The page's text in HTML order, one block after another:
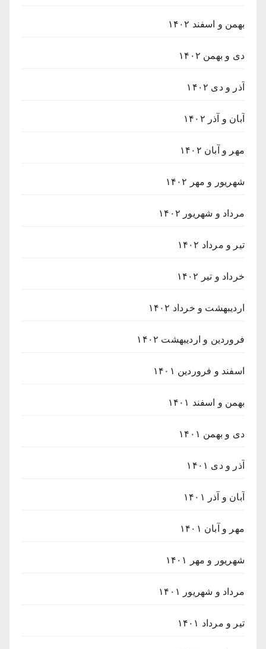
بهمن و اسفند ۱۴۰۲
دی و بهمن ۱۴۰۲
آذر و دی ۱۴۰۲
آبان و آذر ۱۴۰۲
مهر و آبان ۱۴۰۲
شهریور و مهر ۱۴۰۲
مرداد و شهریور ۱۴۰۲
تیر و مرداد ۱۴۰۲
خرداد و تیر ۱۴۰۲
اردیبهشت و خرداد ۱۴۰۲
فروردین و اردیبهشت ۱۴۰۲
اسفند و فروردین ۱۴۰۱
بهمن و اسفند ۱۴۰۱
دی و بهمن ۱۴۰۱
آذر و دی ۱۴۰۱
آبان و آذر ۱۴۰۱
مهر و آبان ۱۴۰۱
شهریور و مهر ۱۴۰۱
مرداد و شهریور ۱۴۰۱
تیر و مرداد ۱۴۰۱